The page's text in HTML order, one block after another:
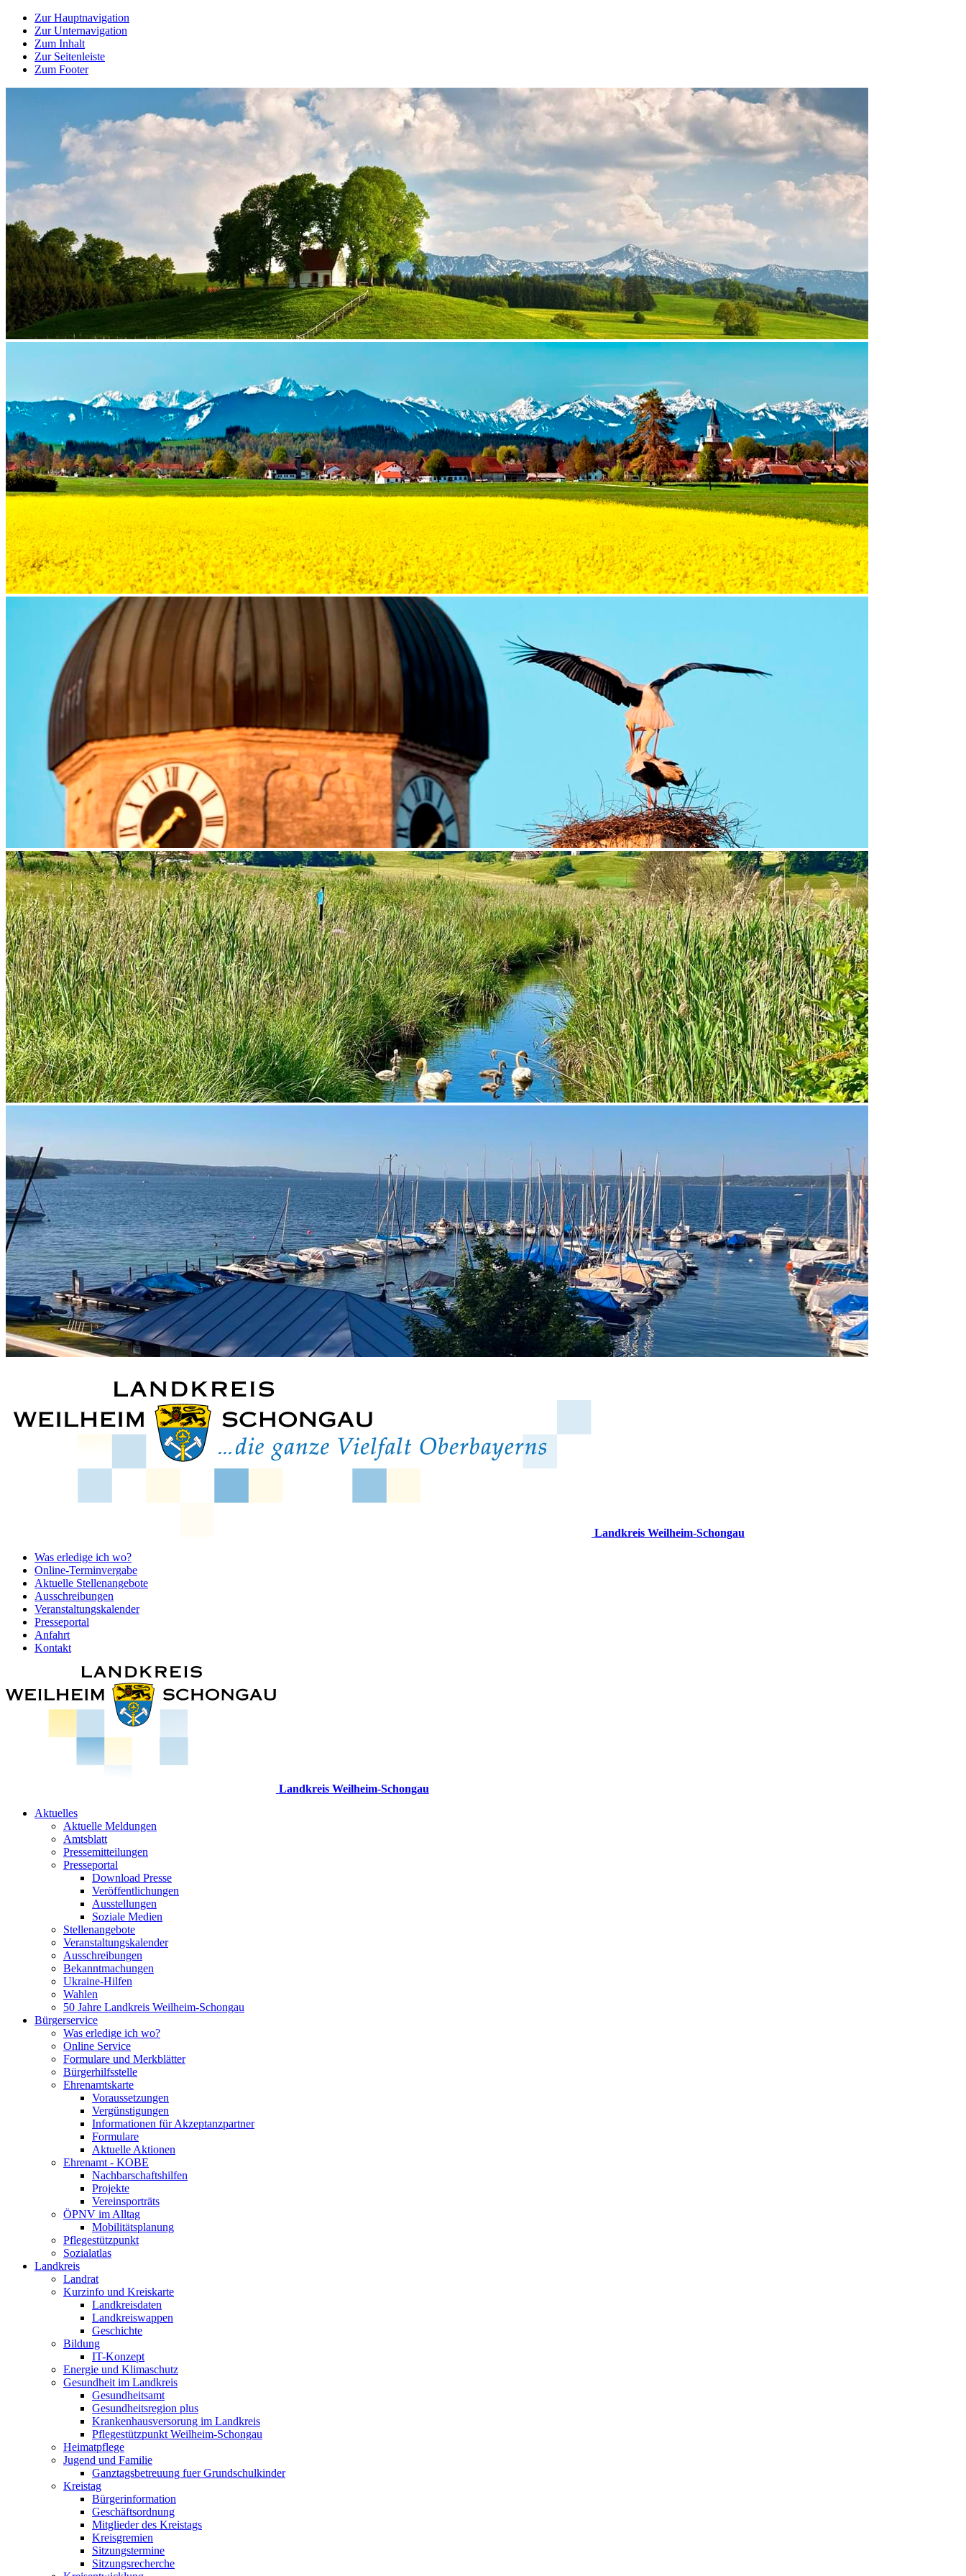
Zur Hauptnavigation
Zur Unternavigation
Zum Inhalt
Zur Seitenleiste
Zum Footer
Landkreis Weilheim-Schongau
Was erledige ich wo?
Online-Terminvergabe
Aktuelle Stellenangebote
Ausschreibungen
Veranstaltungskalender
Presseportal
Anfahrt
Kontakt
Landkreis Weilheim-Schongau
Aktuelles
Aktuelle Meldungen
Amtsblatt
Pressemitteilungen
Presseportal
Download Presse
Veröffentlichungen
Ausstellungen
Soziale Medien
Stellenangebote
Veranstaltungskalender
Ausschreibungen
Bekanntmachungen
Ukraine-Hilfen
Wahlen
50 Jahre Landkreis Weilheim-Schongau
Bürgerservice
Was erledige ich wo?
Online Service
Formulare und Merkblätter
Bürgerhilfsstelle
Ehrenamtskarte
Voraussetzungen
Vergünstigungen
Informationen für Akzeptanzpartner
Formulare
Aktuelle Aktionen
Ehrenamt - KOBE
Nachbarschaftshilfen
Projekte
Vereinsporträts
ÖPNV im Alltag
Mobilitätsplanung
Pflegestützpunkt
Sozialatlas
Landkreis
Landrat
Kurzinfo und Kreiskarte
Landkreisdaten
Landkreiswappen
Geschichte
Bildung
IT-Konzept
Energie und Klimaschutz
Gesundheit im Landkreis
Gesundheitsamt
Gesundheitsregion plus
Krankenhausversorung im Landkreis
Pflegestützpunkt Weilheim-Schongau
Heimatpflege
Jugend und Familie
Ganztagsbetreuung fuer Grundschulkinder
Kreistag
Bürgerinformation
Geschäftsordnung
Mitglieder des Kreistags
Kreisgremien
Sitzungstermine
Sitzungsrecherche